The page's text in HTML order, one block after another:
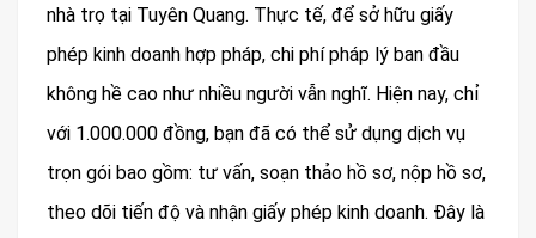
nhà trọ tại Tuyên Quang. Thực tế, để sở hữu giấy
phép kinh doanh hợp pháp, chi phí pháp lý ban đầu
không hề cao như nhiều người vẫn nghĩ. Hiện nay, chỉ
với 1.000.000 đồng, bạn đã có thể sử dụng dịch vụ
trọn gói bao gồm: tư vấn, soạn thảo hồ sơ, nộp hồ sơ,
theo dõi tiến độ và nhận giấy phép kinh doanh. Đây là